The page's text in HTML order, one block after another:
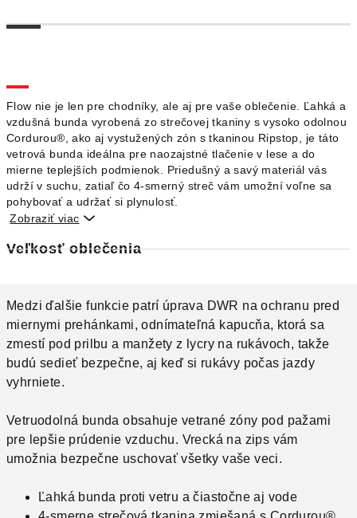
Flow nie je len pre chodníky, ale aj pre vaše oblečenie. Ľahká a
vzdušná bunda vyrobená zo strečovej tkaniny s vysoko odolnou
Cordurou®, ako aj vystužených zón s tkaninou Ripstop, je táto
vetrová bunda ideálna pre naozajstné tlačenie v lese a do
mierne teplejších podmienok. Priedušný a savý materiál vás
udrží v suchu, zatiaľ čo 4-smerný streč vám umožní voľne sa
pohybovať a udržať si plynulosť.
Zobraziť viac 
Veľkosť oblečenia
A
Medzi ďalšie funkcie patrí úprava DWR na ochranu pred
miernymi prehánkami, odnímateľná kapucňa, ktorá sa
zmestí pod prilbu a manžety z lycry na rukávoch, takže
budú sedieť bezpečne, aj keď si rukávy počas jazdy
vyhrniete.
Vetruodolná bunda obsahuje vetrané zóny pod pažami
pre lepšie prúdenie vzduchu. Vrecká na zips vám
umožnia bezpečne uschovať všetky vaše veci.
Ľahká bunda proti vetru a čiastočne aj vode